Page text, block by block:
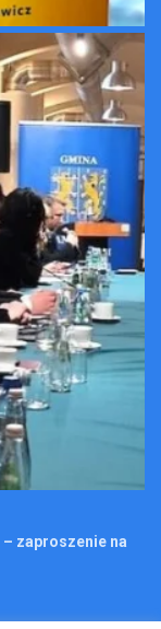
zaproszenie na